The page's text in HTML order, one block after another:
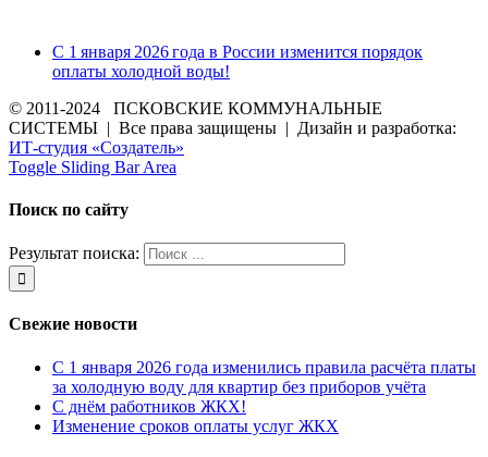
С 1 января 2026 года в России изменится порядок
оплаты холодной воды!
© 2011-2024 ПСКОВСКИЕ КОММУНАЛЬНЫЕ
СИСТЕМЫ | Все права защищены | Дизайн и разработка:
ИТ-студия «Создатель»
Toggle Sliding Bar Area
Поиск по сайту
Результат поиска:
Свежие новости
С 1 января 2026 года изменились правила расчёта платы
за холодную воду для квартир без приборов учёта
С днём работников ЖКХ!
Изменение сроков оплаты услуг ЖКХ